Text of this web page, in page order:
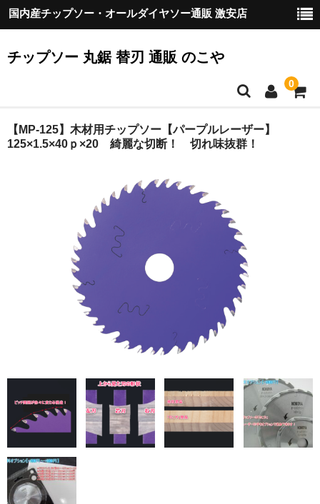
国内産チップソー・オールダイヤソー通販 激安店
チップソー 丸鋸 替刃 通販 のこや
0
HOME
『のこや』の製品について
【MP-125】木材用チップソー【パープルレーザー】
125×1.5×40ｐ×20 綺麗な切断！ 切れ味抜群！